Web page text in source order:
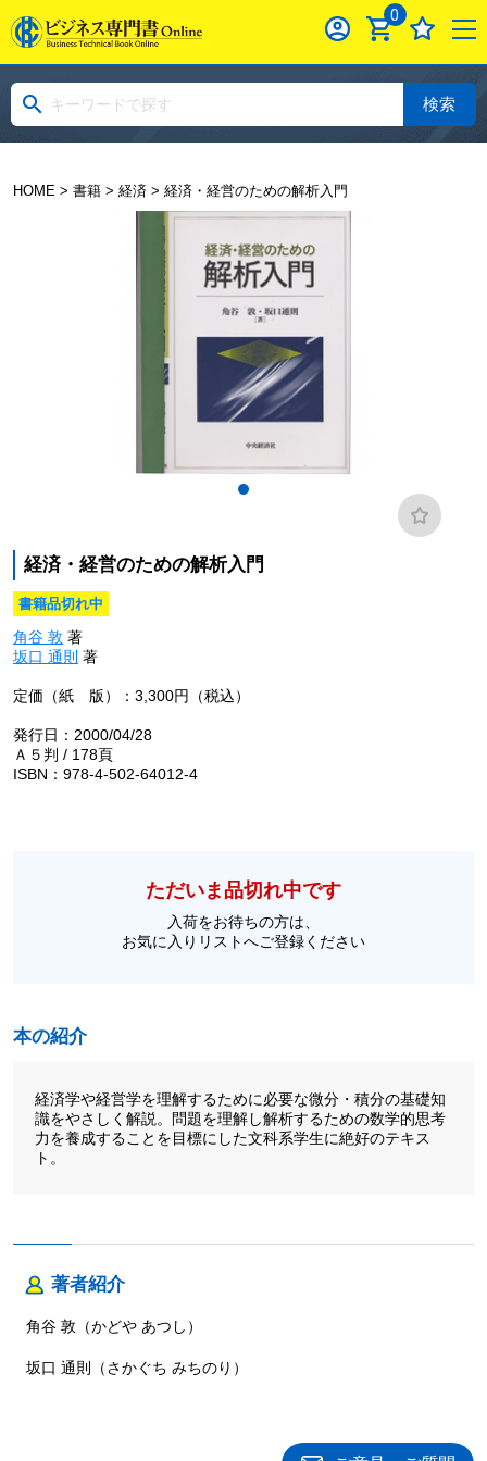
0
検索
HOME> 書籍> 経済 > 経済・経営のための解析入門
経済・経営のための解析入門
書籍品切れ中
角谷 敦 著
坂口 通則 著
定価（紙 版）：3,300円（税込）
発行日：2000/04/28
Ａ５判 / 178頁
ISBN：978-4-502-64012-4
ただいま品切れ中です
入荷をお待ちの方は、
お気に入りリストへご登録ください
本の紹介
経済学や経営学を理解するために必要な微分・積分の基礎知
識をやさしく解説。問題を理解し解析するための数学的思考
力を養成することを目標にした文科系学生に絶好のテキス
ト。
著者紹介
角谷 敦（かどや あつし）
坂口 通則（さかぐち みちのり）